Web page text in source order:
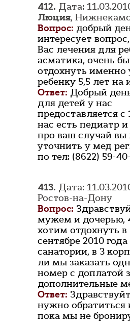
412. Дата:
Люция,
Вопрос: добрый
интересует
Вас лечения для
асматика, очень
отдохнуть именно
ребенку 5,5 лет на
Ответ: Добрый
для детей у нас
предоставляется с
нас есть педиатр
про ваш случай
уточнить у мед
по тел: (8622) 59-
413. Дата:
Ростов-на-Дону
Вопрос:
мужем и дочерью,
хотим отдохнуть в
сентябре 2010
санатории, в 3
ли мы заказать
номер с доплатой
дополнительные
Ответ:
нужно обратиться
пока мы не